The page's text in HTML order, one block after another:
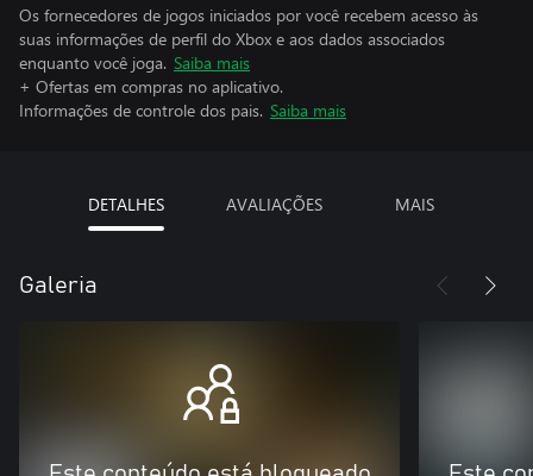
Os fornecedores de jogos iniciados por você recebem acesso às
suas informações de perfil do Xbox e aos dados associados
enquanto você joga. Saiba mais
+ Ofertas em compras no aplicativo.
Informações de controle dos pais. Saiba mais
DETALHES AVALIAÇÕES MAIS
Galeria